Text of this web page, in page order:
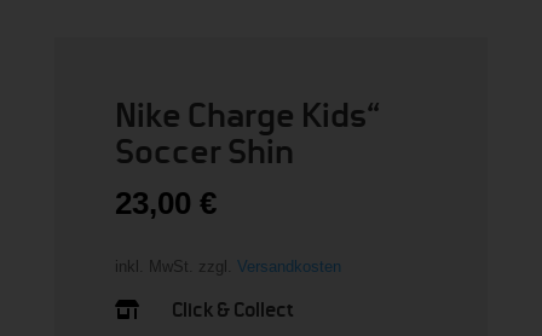
Nike Charge Kids“
Soccer Shin
23,00 €
inkl. MwSt. zzgl. Versandkosten
 Click & Collect